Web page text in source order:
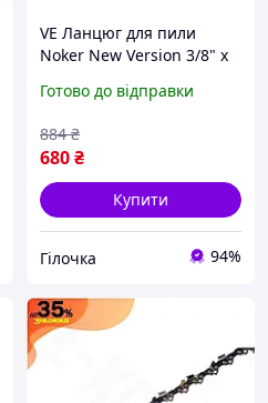
VE Ланцюг для пили
Noker New Version 3/8" x
бензопили для
лісозаг N6W_VER
Готово до відправки
680₴
884 ₴
Купити
Гілочка 94%